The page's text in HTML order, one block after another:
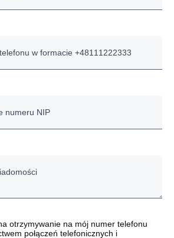
otrzymywanie na mój numer telefonu
połączeń telefonicznych i